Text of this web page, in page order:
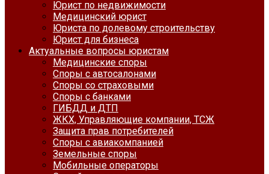
Юрист по недвижимости
Медицинский юрист
Юриста по долевому строительству
Юрист для бизнеса
Актуальные вопросы юристам
Медицинские споры
Споры с автосалонами
Споры со страховыми
Споры с банками
ГИБДД и ДТП
ЖКХ, Управляющие компании, ТСЖ
Защита прав потребителей
Споры с авиакомпанией
Земельные споры
Мобильные операторы